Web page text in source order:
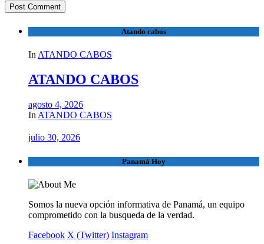
Atando cabos
In ATANDO CABOS
ATANDO CABOS
agosto 4, 2026
In ATANDO CABOS
julio 30, 2026
Panamá Hoy
Somos la nueva opción informativa de Panamá, un equipo
comprometido con la busqueda de la verdad.
Facebook X (Twitter) Instagram